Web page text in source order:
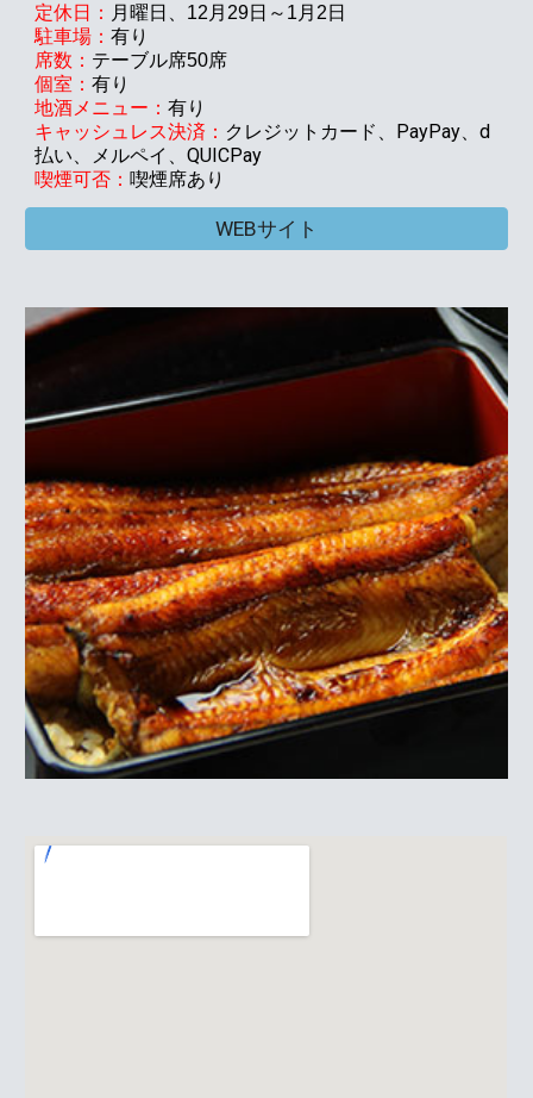
定休日： 月曜日、12月29日～1月2日
駐車場：有り
席数： テーブル席50席
個室：有り
地酒メニュー：有り
キャッシュレス決済： クレジットカード、PayPay、d
払い、メルペイ、QUICPay
喫煙可否： 喫煙席あり
WEBサイト